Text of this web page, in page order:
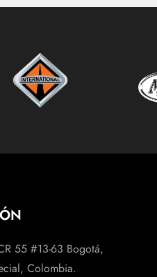
55 #13-63 Bogotá,
Colombia.